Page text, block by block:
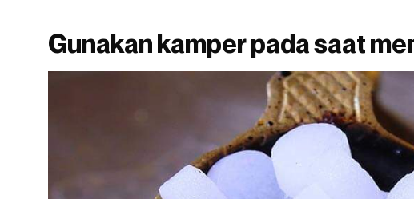
Gunakan kamper pada saat